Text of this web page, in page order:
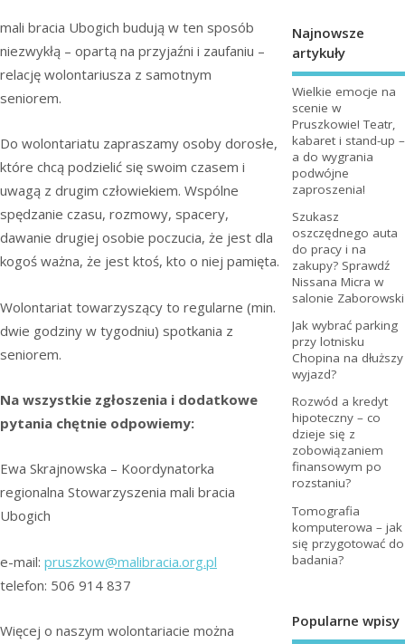
mali bracia Ubogich budują w ten sposób
niezwykłą – opartą na przyjaźni i zaufaniu –
relację wolontariusza z samotnym
seniorem.
Do wolontariatu zapraszamy osoby dorosłe,
które chcą podzielić się swoim czasem i
uwagą z drugim człowiekiem. Wspólne
spędzanie czasu, rozmowy, spacery,
dawanie drugiej osobie poczucia, że jest dla
kogoś ważna, że jest ktoś, kto o niej pamięta.
Wolontariat towarzyszący to regularne (min.
dwie godziny w tygodniu) spotkania z
seniorem.
Na wszystkie zgłoszenia i dodatkowe
pytania chętnie odpowiemy:
Ewa Skrajnowska – Koordynatorka
regionalna Stowarzyszenia mali bracia
Ubogich
e-mail: pruszkow@malibracia.org.pl
telefon: 506 914 837
Więcej o naszym wolontariacie można
Najnowsze
artykuły
Wielkie emocje na
scenie w
Pruszkowie! Teatr,
kabaret i stand-up –
a do wygrania
podwójne
zaproszenia!
Szukasz
oszczędnego auta
do pracy i na
zakupy? Sprawdź
Nissana Micra w
salonie Zaborowski
Jak wybrać parking
przy lotnisku
Chopina na dłuższy
wyjazd?
Rozwód a kredyt
hipoteczny – co
dzieje się z
zobowiązaniem
finansowym po
rozstaniu?
Tomografia
komputerowa – jak
się przygotować do
badania?
Popularne wpisy